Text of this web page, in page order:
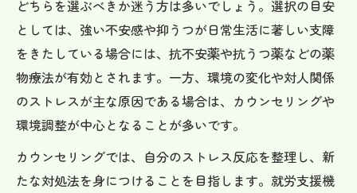
どちらを選ぶべきか迷う方は多いでしょう。選択の目安
としては、強い不安感や抑うつが日常生活に著しい支障
をきたしている場合には、抗不安薬や抗うつ薬などの薬
物療法が有効とされます。一方、環境の変化や対人関係
のストレスが主な原因である場合は、カウンセリングや
環境調整が中心となることが多いです。
カウンセリングでは、自分のストレス反応を整理し、新
たな対処法を身につけることを目指します。就労支援機